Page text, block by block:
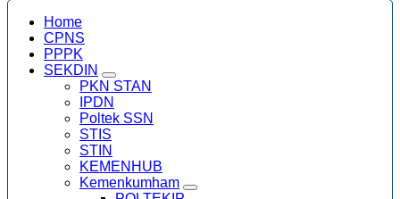
Home
CPNS
PPPK
SEKDIN
PKN STAN
IPDN
Poltek SSN
STIS
STIN
KEMENHUB
Kemenkumham